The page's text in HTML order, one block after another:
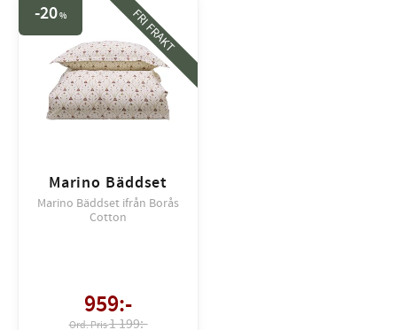
Marino Bäddset
Marino Bäddset ifrån Borås
Cotton
959:-
1 199:-
20% FRI FRAKT